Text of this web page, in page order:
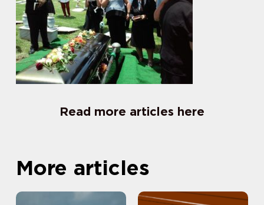
Read more articles here
More articles